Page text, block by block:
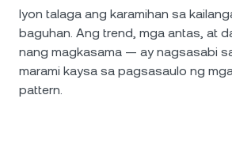
Iyon talaga ang karamihan sa
baguhan. Ang trend, mga antas, at
nang magkasama — ay nagsasabi
marami kaysa sa pagsasaulo ng
pattern.